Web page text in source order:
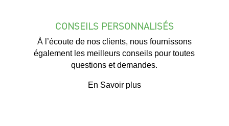
CONSEILS PERSONNALISÉS
À l’écoute de nos clients, nous fournissons
également les meilleurs conseils pour toutes
questions et demandes.
En Savoir plus